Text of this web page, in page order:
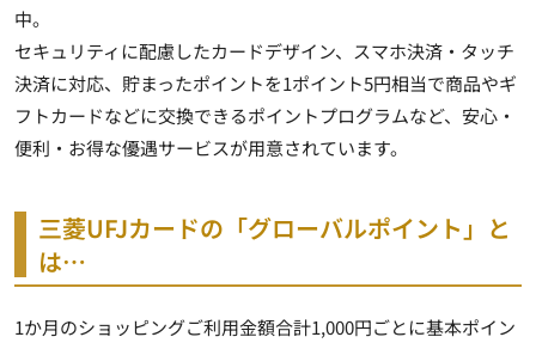
中。
セキュリティに配慮したカードデザイン、スマホ決済・タッチ
決済に対応、貯まったポイントを1ポイント5円相当で商品やギ
フトカードなどに交換できるポイントプログラムなど、安心・
便利・お得な優遇サービスが用意されています。
三菱UFJカードの「グローバルポイント」と
は…
1か月のショッピングご利用金額合計1,000円ごとに基本ポイン